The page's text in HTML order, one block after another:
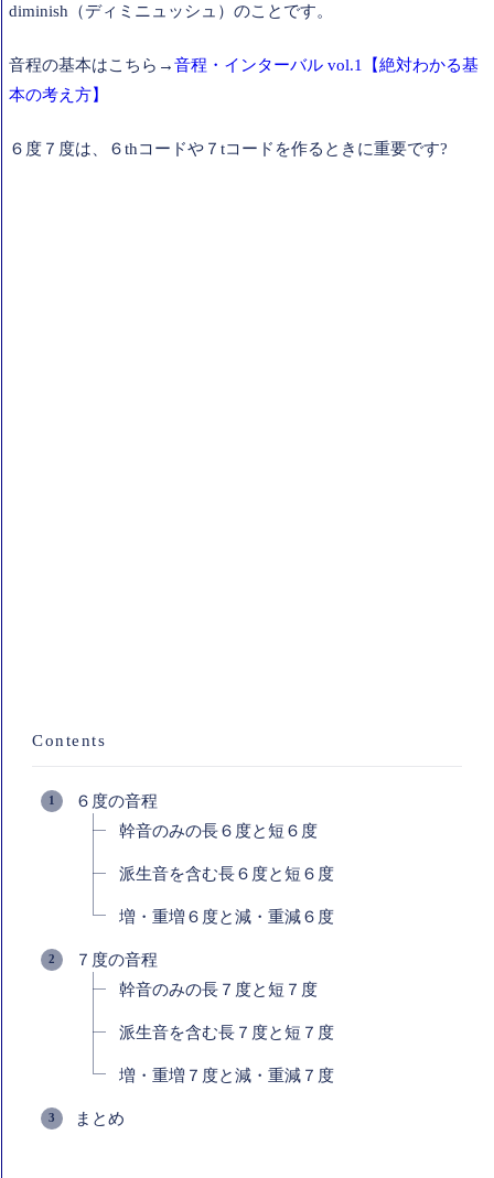
diminish（ディミニュッシュ）のことです。
音程の基本はこちら→音程・インターバル vol.1【絶対わかる基
本の考え方】
６度７度は、６thコードや７tコードを作るときに重要です?
Contents
６度の音程
幹音のみの長６度と短６度
派生音を含む長６度と短６度
増・重増６度と減・重減６度
７度の音程
幹音のみの長７度と短７度
派生音を含む長７度と短７度
増・重増７度と減・重減７度
まとめ